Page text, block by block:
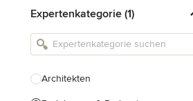
Expertenkategorie (1)
Architekten